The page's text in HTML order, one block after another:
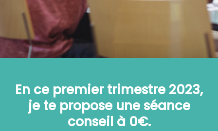
En ce premier trimestre 2023,
je te propose une séance
conseil à 0€.